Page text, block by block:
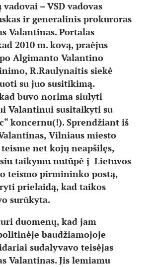
– VSD vadovas
ir generalinis prokuroras
Valantinas. Portalas
2010 m. kovą, praėjus
Algimanto Valantino
R.Raulynaitis siekė
su juo susitikimą.
buvo norima siūlyti
Valantinui susitaikyti su
koncernu(!). Sprendžiant iš
Vilniaus miesto
net kojų neapšilęs,
taikymu nutūpė į Lietuvos
teismo pirmininko postą,
prielaidą, kad taikos
surūkyta.
duomenų, kad jam
baudžiamojoje
sudalyvavo teisėjas
Valantinas. Jis lemiamu